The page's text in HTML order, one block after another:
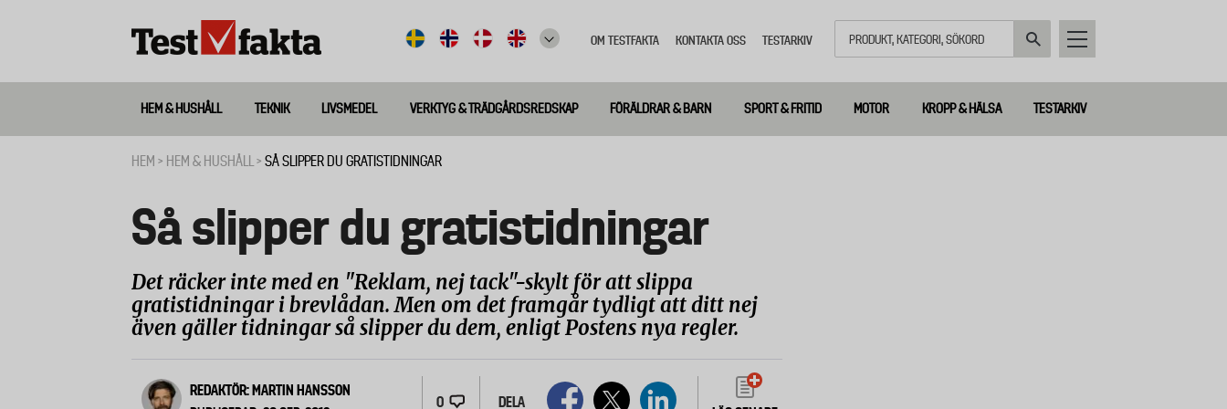
meny
OM TESTFAKTA KONTAKTA OSS TESTARKIV
Huvudmeny
ny
HEM & HUSHÅLL TEKNIK LIVSMEDEL VERKTYG & TRÄDGÅRDSREDSKAP FÖRÄLDRAR & BARN SPORT & FRITID MOTOR KROPP & HÄLSA TESTARKIV
HEM HEM & HUSHÅLL SÅ SLIPPER DU GRATISTIDNINGAR
Så slipper du gratistidningar
Det räcker inte med en "Reklam, nej tack"-skylt för att slippa
gratistidningar i brevlådan. Men om det framgår tydligt att ditt nej
även gäller tidningar så slipper du dem, enligt Postens nya regler.
REDAKTÖR: MARTIN HANSSON
0 DELA